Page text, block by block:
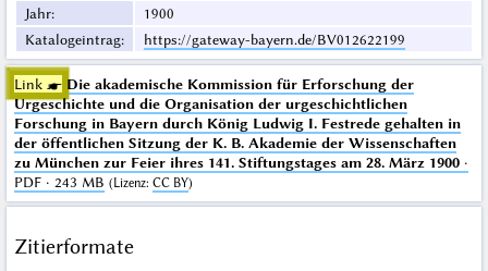
Jahr:
1900
Katalogeintrag: https://gateway-bayern.de/BV012622199
Link ☛ Die akademische Kommission für Erforschung der
Urgeschichte und die Organisation der urgeschichtlichen
Forschung in Bayern durch König Ludwig I. Festrede gehalten in
der öffentlichen Sitzung der K. B. Akademie der Wissenschaften
zu München zur Feier ihres 141. Stiftungstages am 28. März 1900·
PDF · 243 MB (Lizenz: CC BY)
Zitierformate